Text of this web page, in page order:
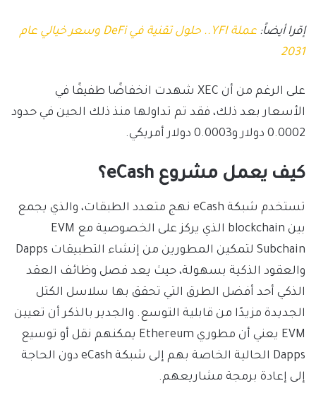
إقرا أيضاً:
عملة YFI.. حلول تقنية في DeFi وسعر خيالي عام
2031
على الرغم من أن XEC شهدت انخفاضًا طفيفًا في
الأسعار بعد ذلك، فقد تم تداولها منذ ذلك الحين في حدود
0.0002 دولار و0.0003 دولار أمريكي.
كيف يعمل مشروع eCash؟
تستخدم شبكة eCash نهج متعدد الطبقات، والذي يجمع
بين blockchain الذي يركز على الخصوصية مع EVM
Subchain لتمكين المطورين من إنشاء التطبيقات Dapps
والعقود الذكية بسهولة، حيث يعد فصل وظائف العقد
الذكي أحد أفضل الطرق التي تحقق بها سلاسل الكتل
الجديدة مزيدًا من قابلية التوسع. والجدير بالذكر أن تعيين
EVM يعني أن مطوري Ethereum يمكنهم نقل أو توسيع
Dapps الحالية الخاصة بهم إلى شبكة eCash دون الحاجة
إلى إعادة برمجة مشاريعهم.